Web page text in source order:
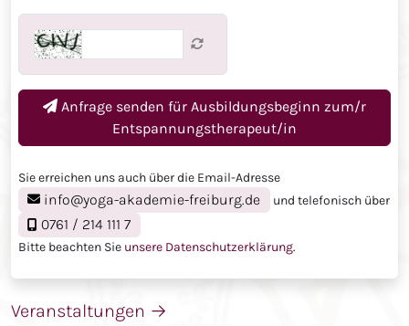
Anfrage senden für Ausbildungsbeginn zum/r
Entspannungstherapeut/in
Sie erreichen uns auch über die Email-Adresse
info@yoga-akademie-freiburg.de und telefonisch über
0761 / 214 111 7
Bitte beachten Sie unsere Datenschutzerklärung.
Veranstaltungen →